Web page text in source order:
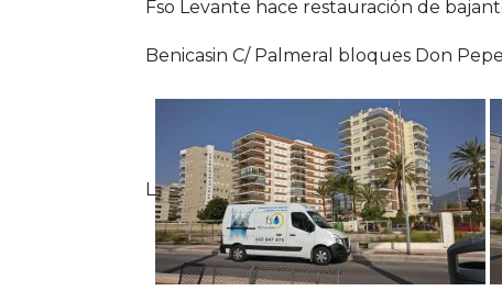
Fso Levante hace restauración de
Benicasin C/ Palmeral bloques Don
L